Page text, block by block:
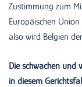
Zustimmung zum
Europäischen
also wird Belgien
Die schwachen und
in diesem